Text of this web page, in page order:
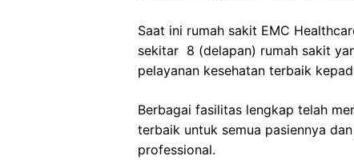
Saat ini rumah sakit EMC
sekitar 8 (delapan) rumah sakit
pelayanan kesehatan terbaik
Berbagai fasilitas lengkap telah
terbaik untuk semua pasiennya
professional.